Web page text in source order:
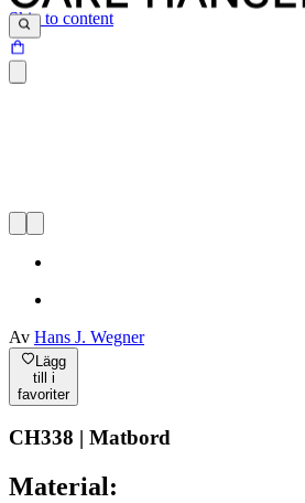
Skip to content
Av Hans J. Wegner
Lägg
till i
favoriter
CH338 | Matbord
Material: